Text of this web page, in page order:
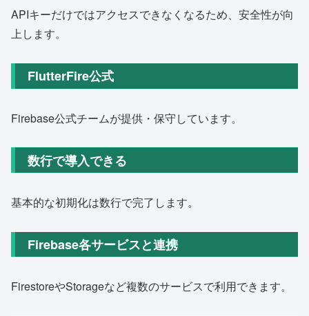
APIキーだけではアクセスできなくなるため、安全性が向
上します。
FlutterFire公式
Firebase公式チームが提供・保守しています。
数行で導入できる
基本的な初期化は数行で完了します。
Firebase各サービスと連携
FirestoreやStorageなど複数のサービスで利用できます。